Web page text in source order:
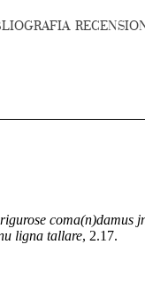
coma(n)damus
ligna tallare, 2.17.